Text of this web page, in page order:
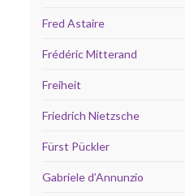
Fred Astaire
Frédéric Mitterand
Freiheit
Friedrich Nietzsche
Fürst Pückler
Gabriele d’Annunzio